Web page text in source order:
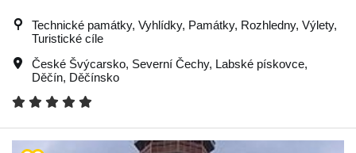
Technické památky, Vyhlídky, Památky, Rozhledny, Výlety,
Turistické cíle
České Švýcarsko, Severní Čechy, Labské pískovce,
Děčín, Děčínsko